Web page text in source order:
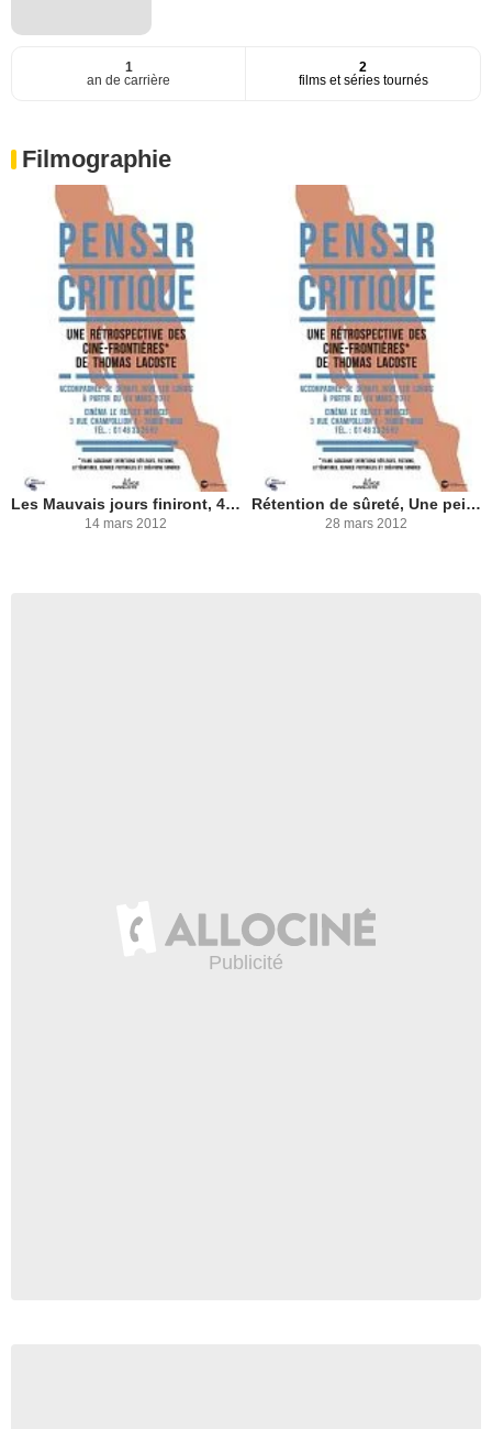
1
an de carrière
2
films et séries tournés
Filmographie
Les Mauvais jours finiront, 40 ans de justice en France
14 mars 2012
Rétention de sûreté, Une peine infinie
28 mars 2012